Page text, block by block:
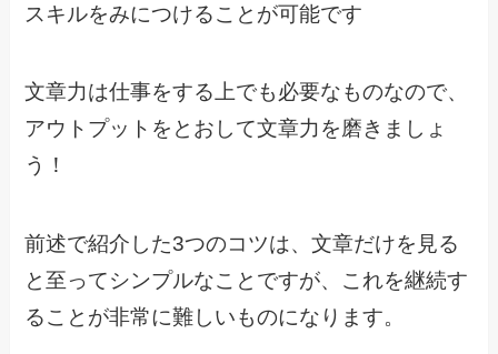
スキルをみにつけることが可能です
文章力は仕事をする上でも必要なものなので、
アウトプットをとおして文章力を磨きましょ
う！
前述で紹介した3つのコツは、文章だけを見る
と至ってシンプルなことですが、これを継続す
ることが非常に難しいものになります。